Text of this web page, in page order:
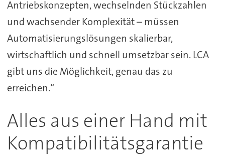
Antriebskonzepten, wechselnden Stückzahlen
und wachsender Komplexität – müssen
Automatisierungslösungen skalierbar,
wirtschaftlich und schnell umsetzbar sein. LCA
gibt uns die Möglichkeit, genau das zu
erreichen.“
Alles aus einer Hand mit
Kompatibilitätsgarantie